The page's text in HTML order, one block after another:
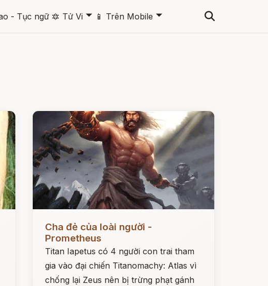
- Tục ngữ 🔯 Tử Vi 🞃 📱 Trên Mobile 🞃
Cha đẻ của loài người -
Prometheus
Titan Iapetus có 4 người con trai tham
gia vào đại chiến Titanomachy: Atlas vì
chống lại Zeus nên bị trừng phạt gánh